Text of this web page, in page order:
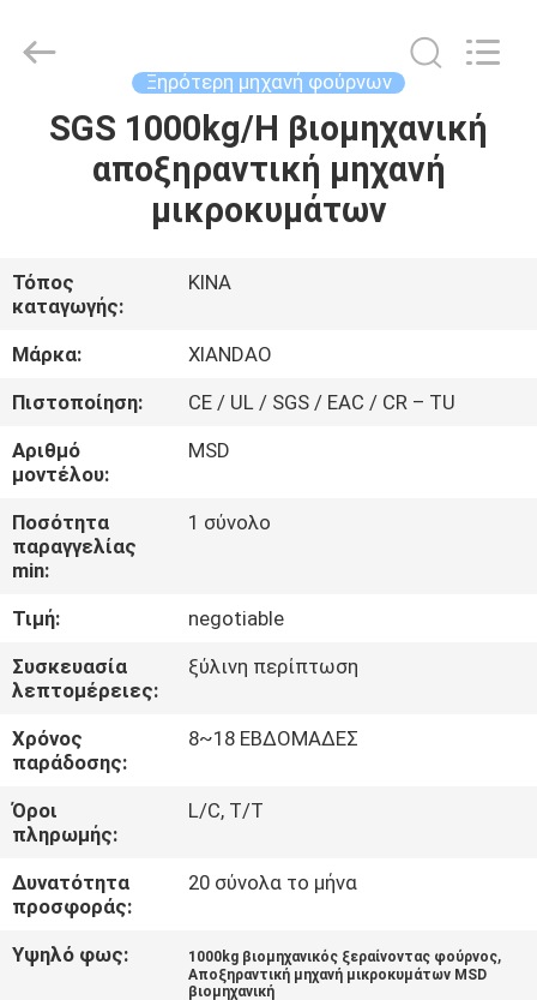
ΣΠΊΤΙ
ΠΡΟΪΌΝΤΑ
ΠΕΡΊΠΟΥ
ΕΜΕΊΣ
ΓΎΡΟΣ
ΕΡΓΟΣΤΑΣΊΩΝ
ΠΟΙΟΤΙΚΌΣ
ΈΛΕΓΧΟΣ
ΜΑΣ
ΕΛΆΤΕ
ΕΠΑΦΉ
ΜΕ
ΝΈΑ
ΖΗΤΉΣΤΕ
Technology
Reserved.
Ξηρότερη μηχανή φούρνων
SGS 1000kg/H βιομηχανική
αποξηραντική μηχανή
μικροκυμάτων
Τόπος
καταγωγής:
ΚΙΝΑ
Μάρκα:
XIANDAO
Πιστοποίηση:
CE / UL / SGS / EAC / CR – TU
Αριθμό
μοντέλου:
MSD
Ποσότητα
παραγγελίας
min:
1 σύνολο
Τιμή:
negotiable
Συσκευασία
λεπτομέρειες:
ξύλινη περίπτωση
Χρόνος
παράδοσης:
8~18 ΕΒΔΟΜΑΔΕΣ
Όροι
πληρωμής:
L/C, T/T
Δυνατότητα
προσφοράς:
20 σύνολα το μήνα
Υψηλό φως: 1000kg βιομηχανικός ξεραίνοντας φούρνος,
Αποξηραντική μηχανή μικροκυμάτων MSD
βιομηχανική